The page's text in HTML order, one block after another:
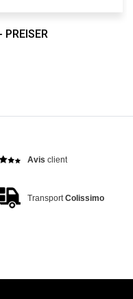
PREISER
Avis client
Transport Colissimo